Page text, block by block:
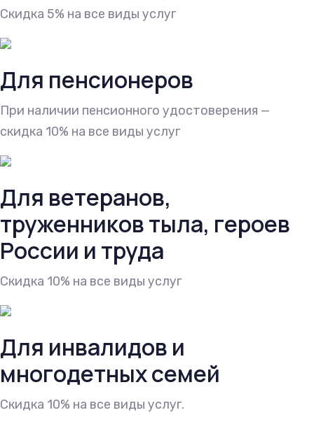
Скидка 5% на все виды услуг
Для пенсионеров
При наличии пенсионного удостоверения —
скидка 10% на все виды услуг
Для ветеранов,
труженников тыла, героев
России и труда
Cкидка 10% на все виды услуг
Для инвалидов и
многодетных семей
Cкидка 10% на все виды услуг.